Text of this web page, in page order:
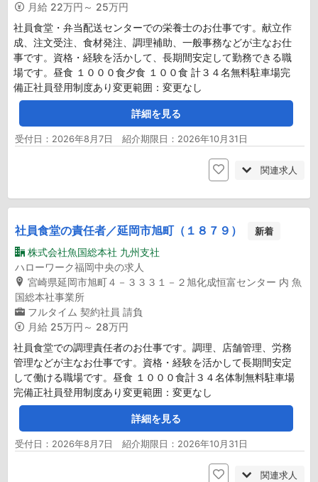
月給 22万円～ 25万円
社員食堂・弁当配送センターでの栄養士のお仕事です。献立作
成、注文受注、食材発注、調理補助、一般事務などが主なお仕
事です。資格・経験を活かして、長期間安定して勤務できる職
場です。昼食 １０００食夕食 １００食 計３４名無料駐車場完
備正社員登用制度あり変更範囲：変更なし
詳細を見る
受付日：2026年8月7日 紹介期限日：2026年10月31日
関連求人
社員食堂の責任者／延岡市旭町（１８７９） 新着
株式会社魚国総本社 九州支社
ハローワーク福岡中央の求人
宮崎県延岡市旭町４－３３３１－２旭化成恒富センター 内 魚
国総本社事業所
フルタイム 契約社員 請負
月給 25万円～ 28万円
社員食堂での調理責任者のお仕事です。調理、店舗管理、労務
管理などが主なお仕事です。資格・経験を活かして長期間安定
して働ける職場です。昼食 １０００食計３４名体制無料駐車場
完備正社員登用制度あり変更範囲：変更なし
詳細を見る
受付日：2026年8月7日 紹介期限日：2026年10月31日
関連求人